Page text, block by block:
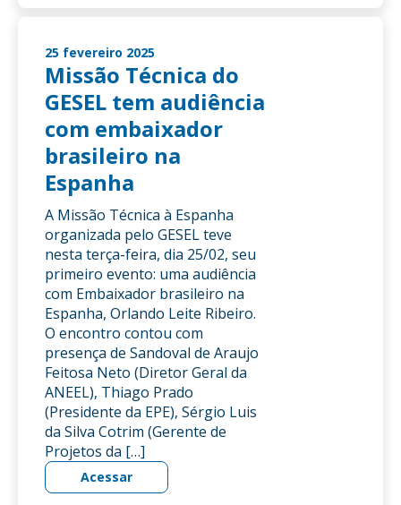
25 fevereiro 2025
Missão Técnica do
GESEL tem audiência
com embaixador
brasileiro na
Espanha
A Missão Técnica à Espanha
organizada pelo GESEL teve
nesta terça-feira, dia 25/02, seu
primeiro evento: uma audiência
com Embaixador brasileiro na
Espanha, Orlando Leite Ribeiro.
O encontro contou com
presença de Sandoval de Araujo
Feitosa Neto (Diretor Geral da
ANEEL), Thiago Prado
(Presidente da EPE), Sérgio Luis
da Silva Cotrim (Gerente de
Projetos da […]
Acessar